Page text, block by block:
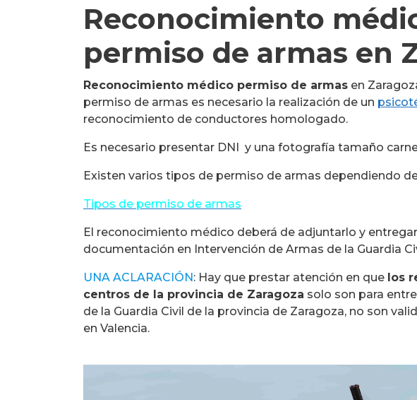
Reconocimiento
permiso de armas en
Reconocimiento médico permiso de armas en
permiso de armas es necesario la realización de un
reconocimiento de conductores homologado.
Es necesario presentar DNI y una fotografía tamaño
Existen varios tipos de permiso de armas dependiendo
Tipos de permiso de armas
El reconocimiento médico deberá de adjuntarlo y
documentación en Intervención de Armas de la Guardia
UNA ACLARACIÓN: Hay que prestar atención en que los
centros de la provincia de Zaragoza solo son para
de la Guardia Civil de la provincia de Zaragoza, no son
en Valencia.